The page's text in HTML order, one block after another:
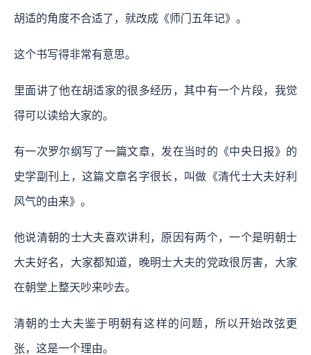
胡适的角度不合适了，就改成《师门五年记》。
这个书写得非常有意思。
里面讲了他在胡适家的很多经历，其中有一个片段，我觉
得可以读给大家的。
有一次罗尔纲写了一篇文章，发在当时的《中央日报》的
史学副刊上，这篇文章名字很长，叫做《清代士大夫好利
风气的由来》。
他说清朝的士大夫喜欢讲利，原因有两个，一个是明朝士
大夫好名，大家都知道，晚明士大夫的党政很厉害，大家
在朝堂上整天吵来吵去。
清朝的士大夫鉴于明朝有这样的问题，所以开始改弦更
张，这是一个理由。